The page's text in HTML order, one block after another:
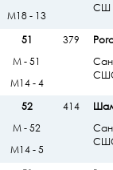
СШ
М18 - 13
51
379
М - 51
М14 - 4
52
414
М - 52
М14 - 5